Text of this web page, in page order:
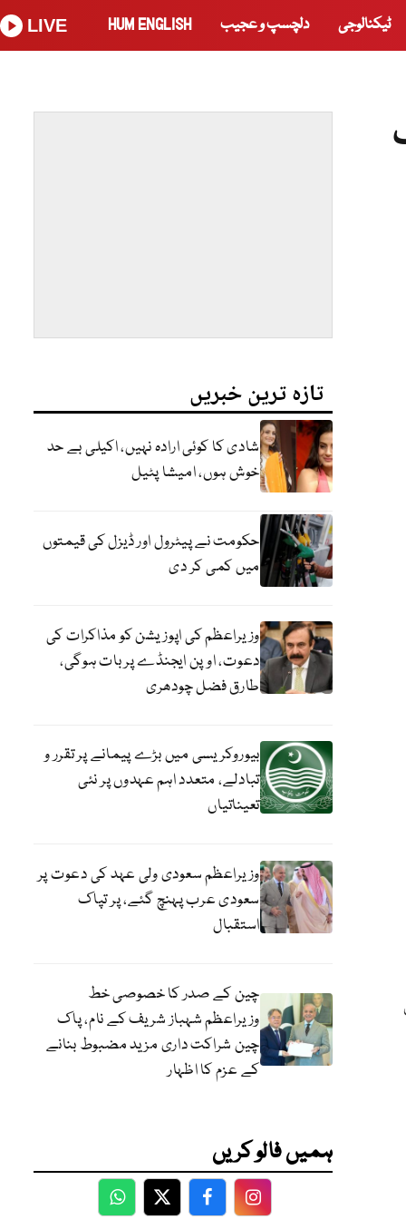
ٹیکنالوجی دلچسپ و عجیب HUM ENGLISH
LIVE
تازہ ترین خبریں
شادی کا کوئی ارادہ نہیں، اکیلی بے حد
خوش ہوں، امیشا پٹیل
حکومت نے پیٹرول اور ڈیزل کی قیمتوں
میں کمی کر دی
وزیراعظم کی اپوزیشن کو مذاکرات کی
دعوت، اوپن ایجنڈے پر بات ہوگی،
طارق فضل چودھری
بیوروکریسی میں بڑے پیمانے پر تقرر و
تبادلے، متعدد اہم عہدوں پر نئی
تعیناتیاں
وزیراعظم سعودی ولی عہد کی دعوت پر
سعودی عرب پہنچ گئے، پر تپاک
استقبال
چین کے صدر کا خصوصی خط
وزیراعظم شہباز شریف کے نام، پاک
چین شراکت داری مزید مضبوط بنانے
کے عزم کا اظہار
ہمیں فالو کریں
WhatsApp
TwitterFacebookFacebook